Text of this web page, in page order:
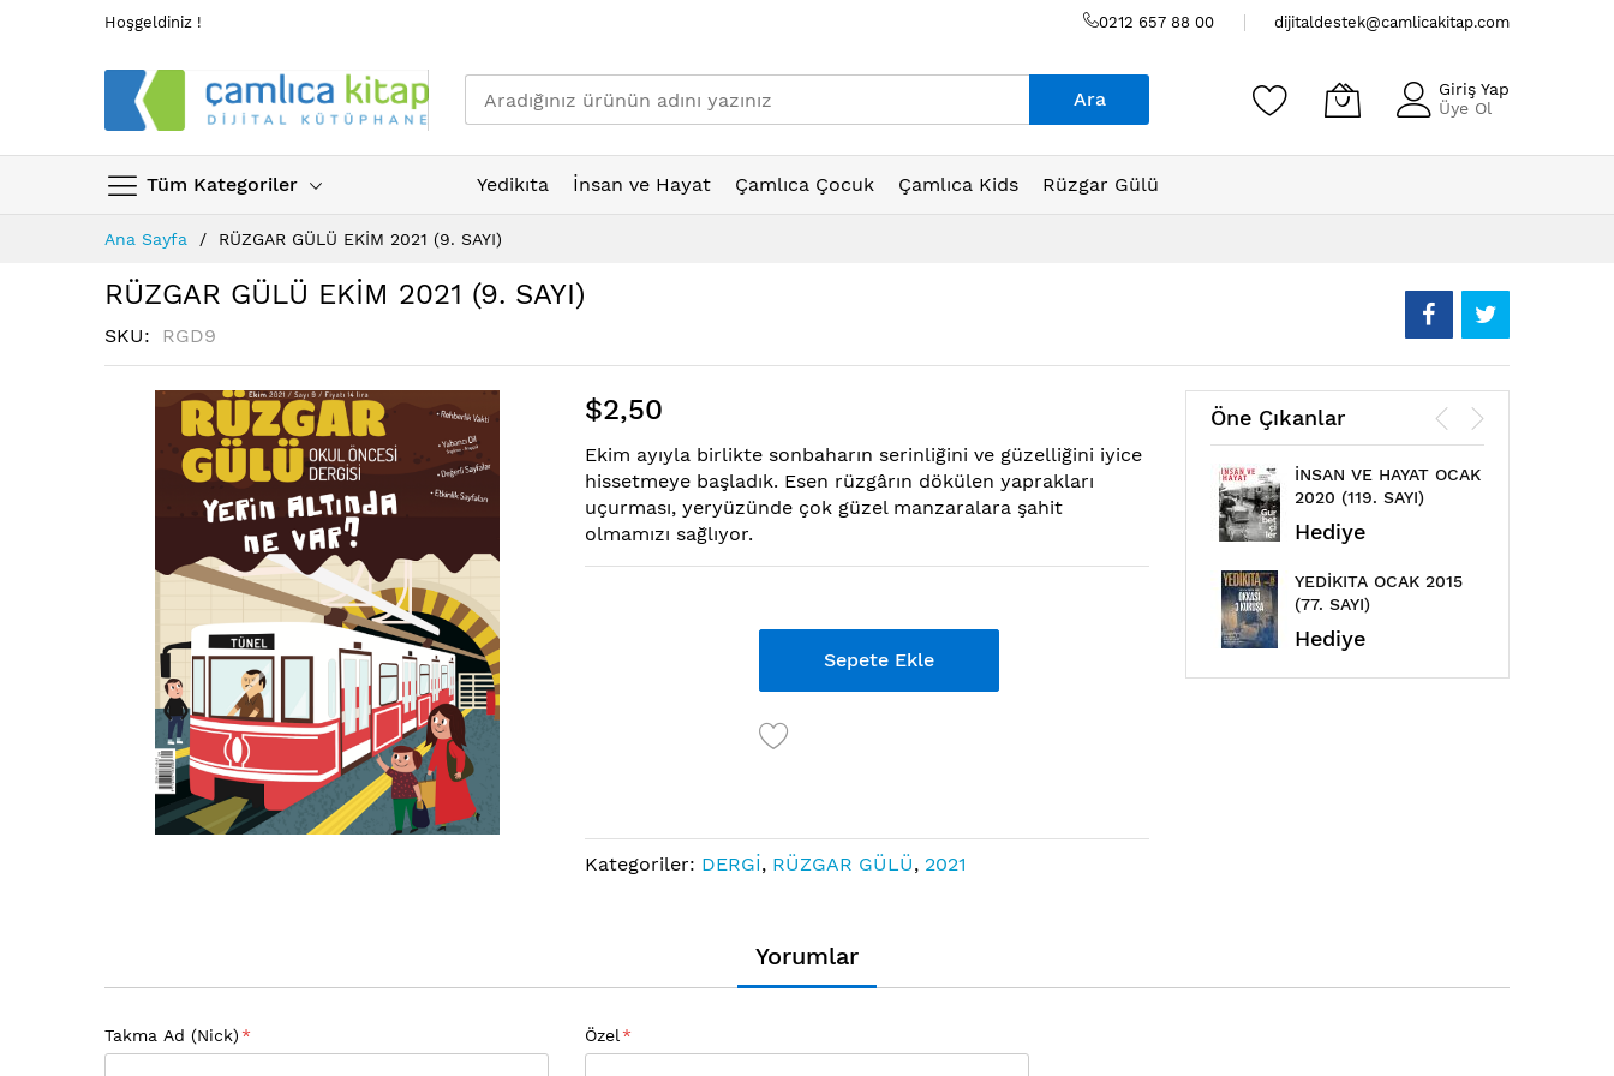
Hoşgeldiniz ! 0212 657 88 00 dijitaldestek@camlicakitap.com
Tüm Kategoriler
Ara
Giriş Yap
Üye Ol
Yedikıta İnsan ve Hayat Çamlıca Çocuk Çamlıca Kids
Rüzgar Gülü
Ana Sayfa RÜZGAR GÜLÜ EKİM 2021 (9. SAYI)
RÜZGAR GÜLÜ EKİM 2021 (9. SAYI)
SKU RGD9
galerisinin
galerisinin
$2,50
Ekim ayıyla birlikte sonbaharın serinliğini ve güzelliğini iyice
hissetmeye başladık. Esen rüzgârın dökülen yaprakları
uçurması, yeryüzünde çok güzel manzaralara şahit
olmamızı sağlıyor.
Sepete Ekle
Kategoriler: DERGİ, RÜZGAR GÜLÜ, 2021
Öne Çıkanlar
İNSAN VE HAYAT OCAK
2020 (119. SAYI)
Hediye
YEDİKITA OCAK 2015
(77. SAYI)
Hediye
Yorumlar
Takma Ad (Nick) Özel